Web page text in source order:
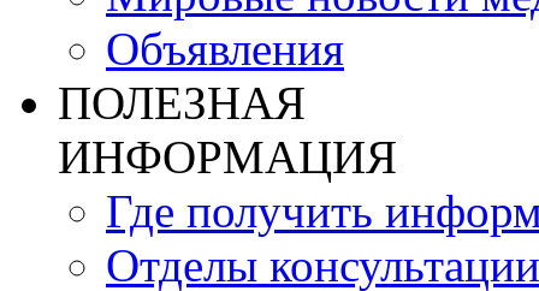
Объявления
ПОЛЕЗНАЯ
ИНФОРМАЦИЯ
Где получить
Отделы консультации